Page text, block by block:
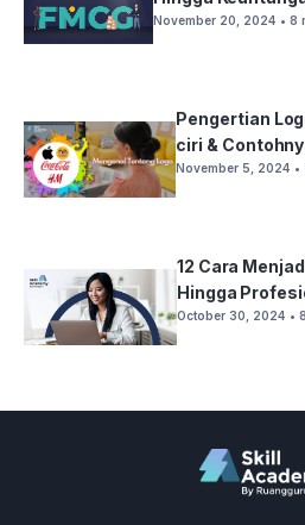
November 20, 2024 • 8
Pengertian
ciri &
November 5, 2024 •
12 Cara
Hingga
October 30, 2024 •